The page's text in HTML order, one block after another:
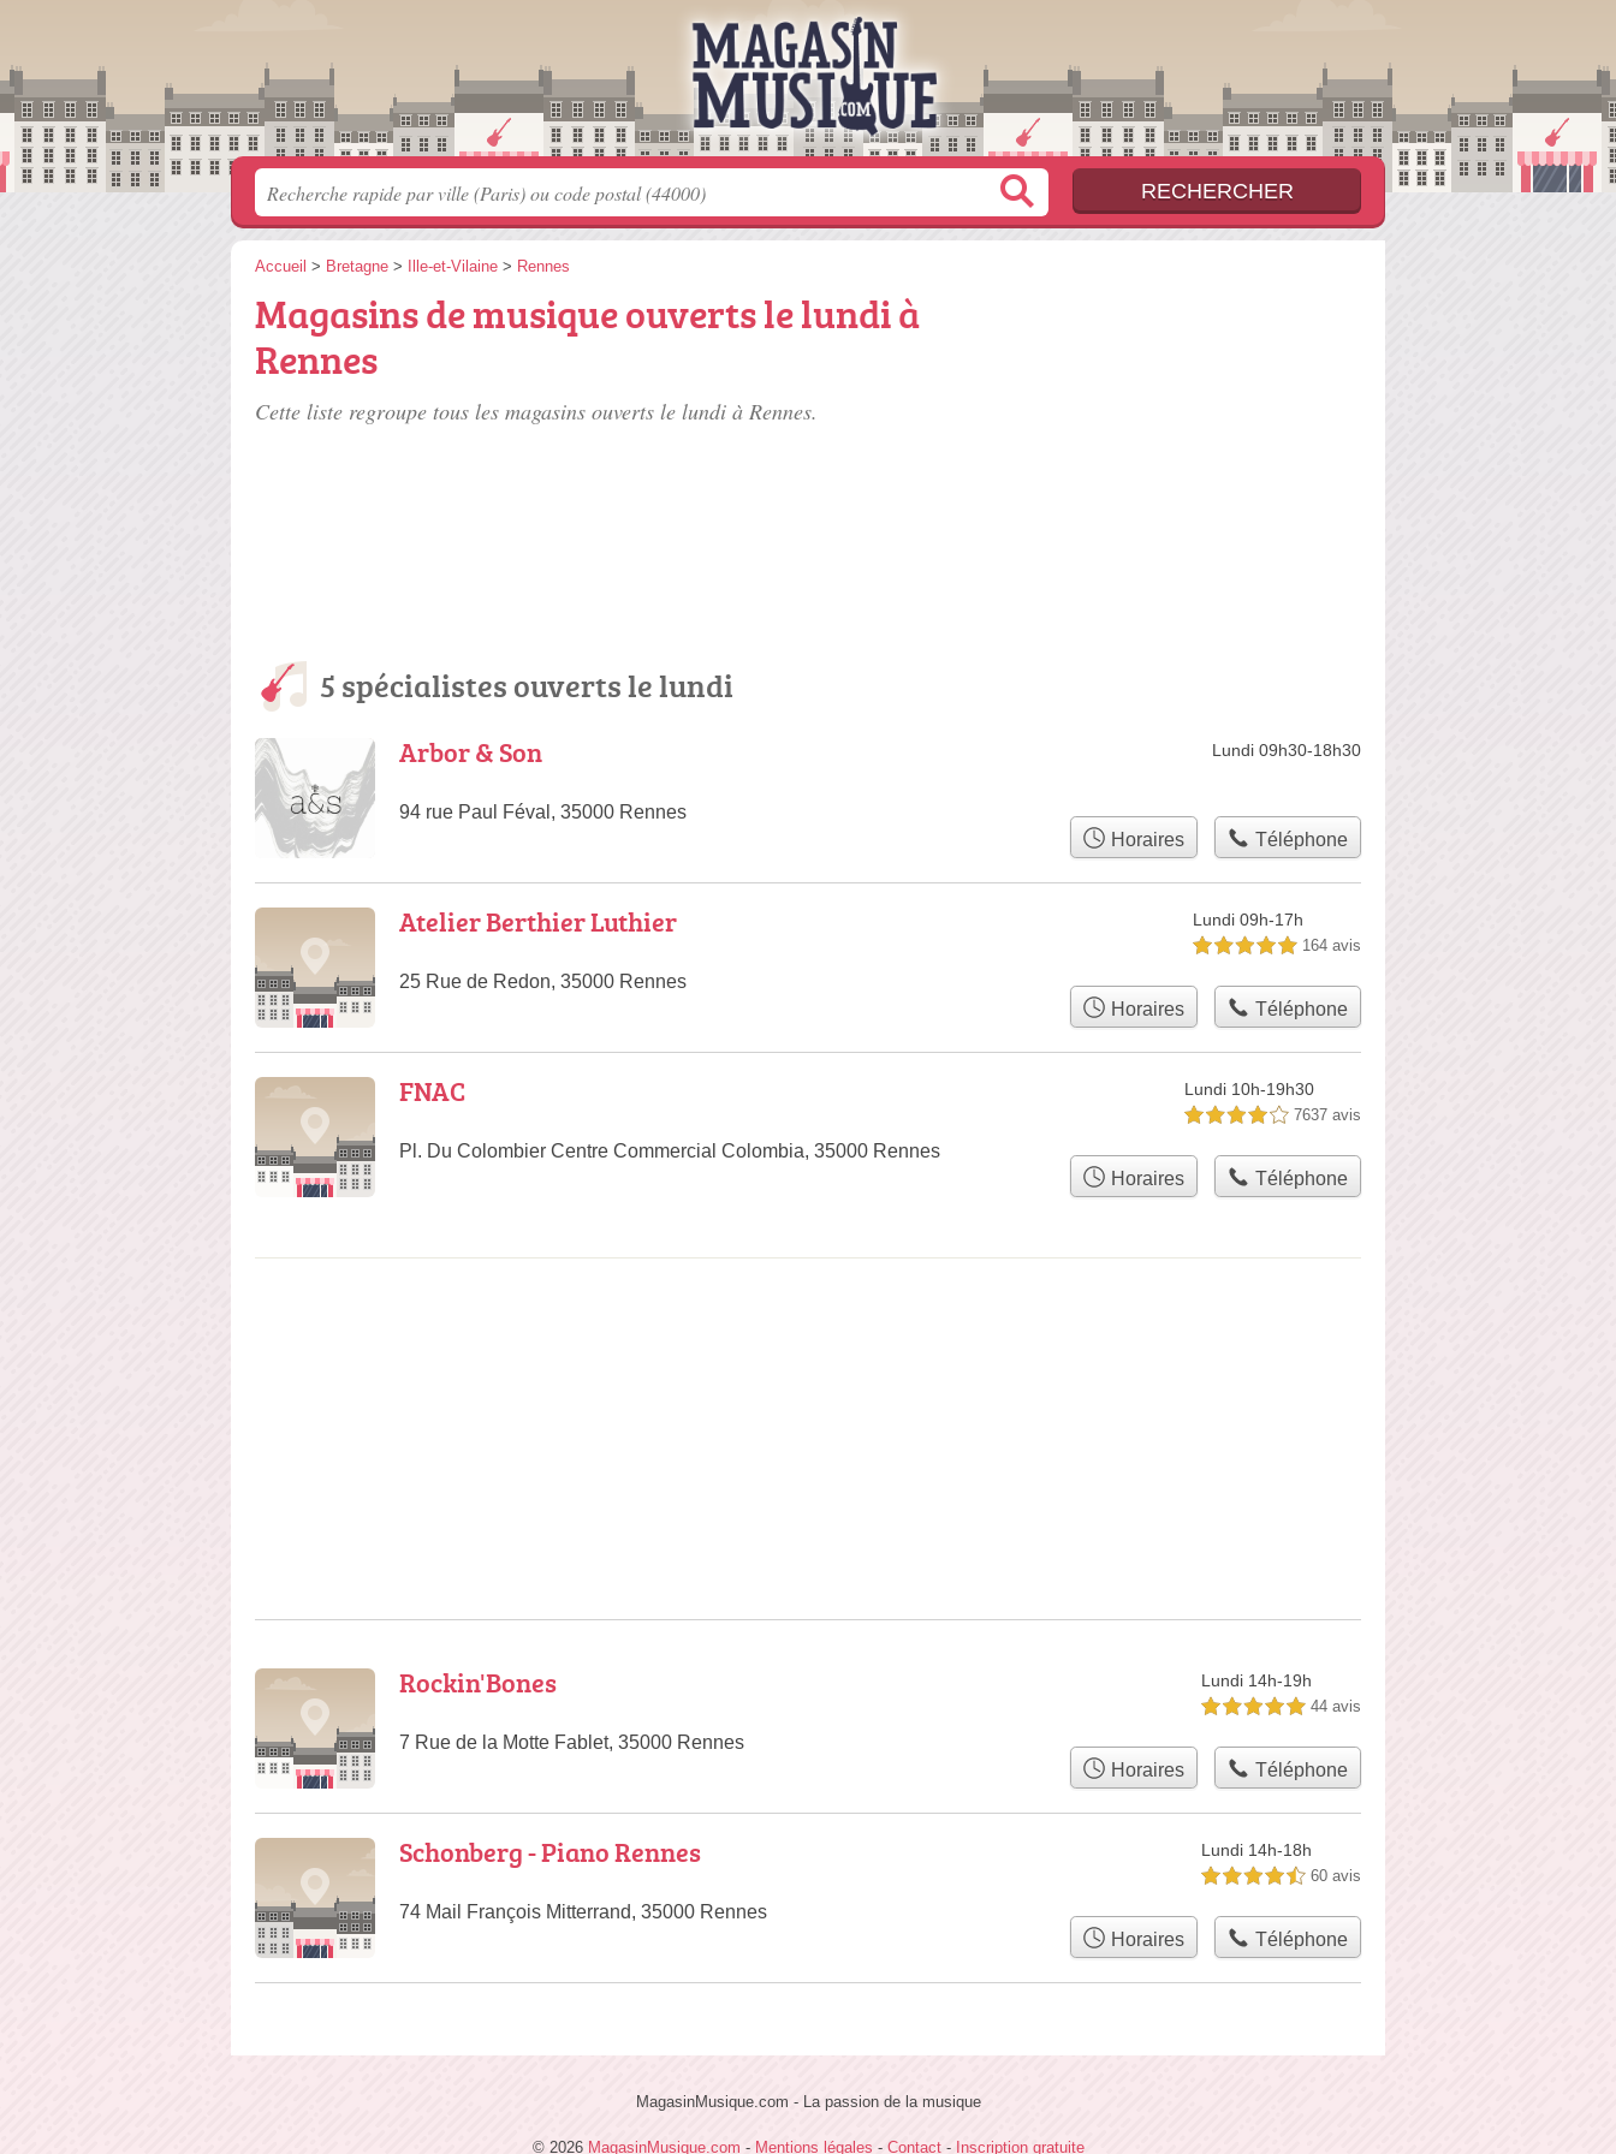
Accueil > Bretagne > Ille-et-Vilaine > Rennes
Magasins de musique ouverts le lundi à
Rennes
Cette liste regroupe tous les magasins ouverts le lundi à Rennes.
5 spécialistes ouverts le lundi
Arbor & Son
94 rue Paul Féval, 35000 Rennes
Lundi 09h30-18h30
Horaires Téléphone
Atelier Berthier Luthier
25 Rue de Redon, 35000 Rennes
Lundi 09h-17h
5,0 étoiles sur 5 164 avis
Horaires Téléphone
FNAC
Pl. Du Colombier Centre Commercial Colombia, 35000 Rennes
Lundi 10h-19h30
4,0 étoiles sur 5 7637 avis
Horaires Téléphone
Rockin'Bones
7 Rue de la Motte Fablet, 35000 Rennes
Lundi 14h-19h
5,0 étoiles sur 5 44 avis
Horaires Téléphone
Schonberg - Piano Rennes
74 Mail François Mitterrand, 35000 Rennes
Lundi 14h-18h
4,5 étoiles sur 5 60 avis
Horaires Téléphone
MagasinMusique.com - La passion de la musique
© 2026 MagasinMusique.com - Mentions légales - Contact- Inscription gratuite